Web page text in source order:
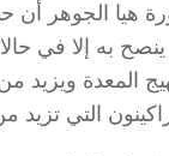
هيا الجوهر أن
ينصح به إلا في
المعدة ويزيد
التي تزيد